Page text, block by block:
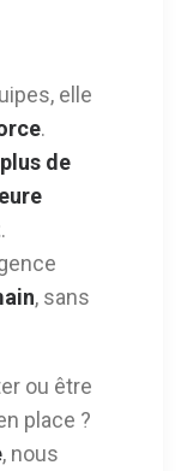
elle
.
plus de
.
, sans
ou être
place ?
, nous